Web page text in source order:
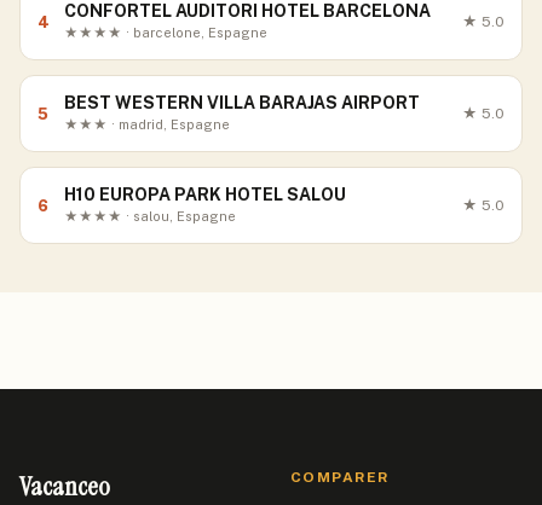
4
CONFORTEL AUDITORI HOTEL BARCELONA
★★★★ · barcelone, Espagne
★ 5.0
5
BEST WESTERN VILLA BARAJAS AIRPORT
★★★ · madrid, Espagne
★ 5.0
6
H10 EUROPA PARK HOTEL SALOU
★★★★ · salou, Espagne
★ 5.0
Vacanceo COMPARER